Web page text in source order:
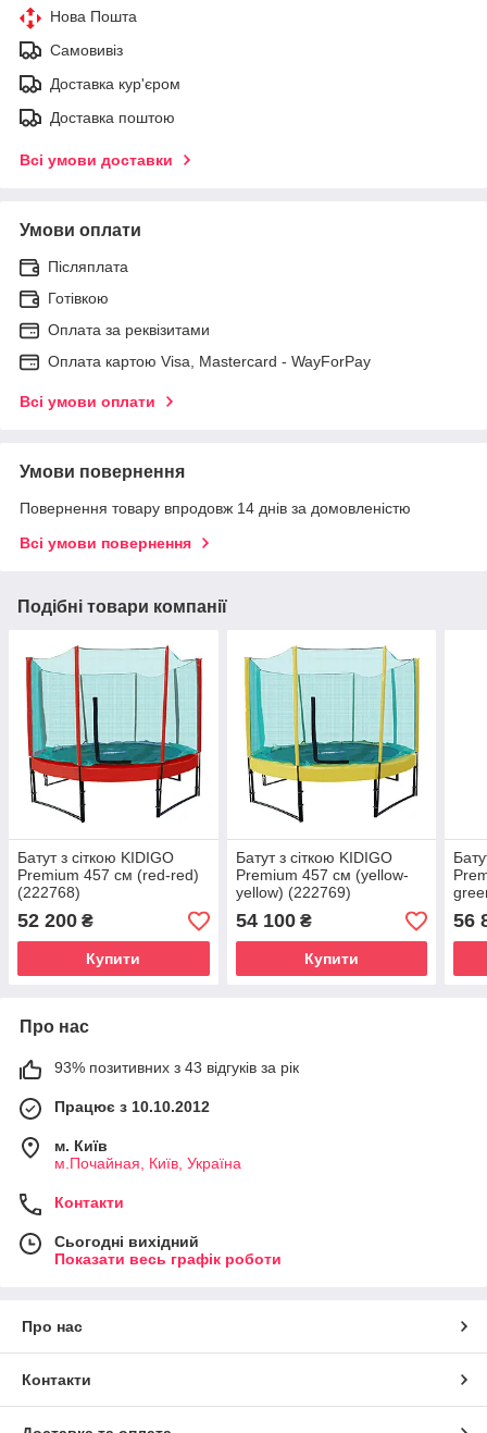
Нова Пошта
Самовивіз
Доставка кур'єром
Доставка поштою
Всі умови доставки
Умови оплати
Післяплата
Готівкою
Оплата за реквізитами
Оплата картою Visa, Mastercard - WayForPay
Всі умови оплати
Умови повернення
Повернення товару впродовж 14 днів за домовленістю
Всі умови повернення
Подібні товари компанії
Батут з сіткою KIDIGO
Premium 457 см (red-red)
(222768)
52 200 ₴
Купити
Батут з сіткою KIDIGO
Premium 457 см (yellow-
yellow) (222769)
54 100₴
Купити
56
Про нас
93% позитивних з 43 відгуків за рік
Працює з 10.10.2012
м. Київ
м.Почайная, Київ, Україна
Контакти
Сьогодні вихідний
Показати весь графік роботи
Про нас
Контакти